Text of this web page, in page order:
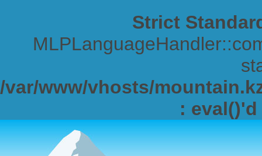
Strict
/var/www/vhosts/
: